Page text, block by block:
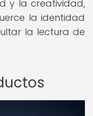
y la creatividad,
la identidad
la lectura de